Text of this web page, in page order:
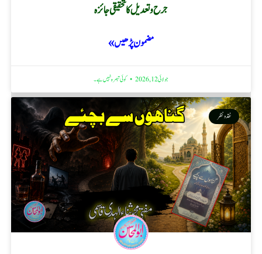
جرح و تعدیل کا تحقیقی جائزہ
مضمون پڑھیں »
جولائی 12, 2026 کوئی تبصرہ نہیں ہے۔
نقد ونظر